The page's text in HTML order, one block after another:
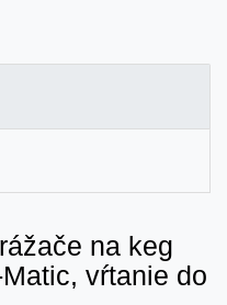
na keg
vŕtanie do